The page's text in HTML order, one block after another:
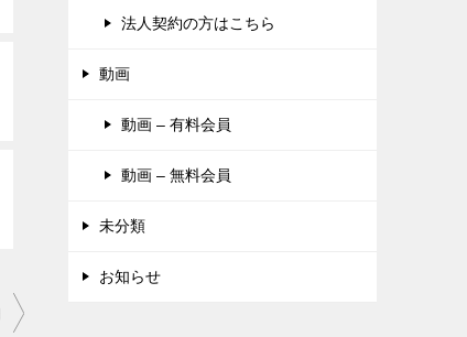
法人契約の方はこちら
動画
動画 – 有料会員
動画 – 無料会員
未分類
お知らせ